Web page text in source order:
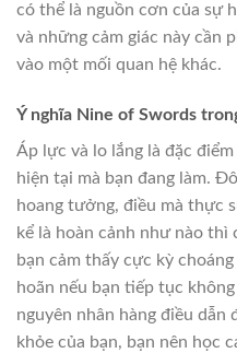
có thể là nguồn cơn của sự
và những cảm giác này cần
vào một mối quan hệ khác.
Ý nghĩa Nine of Swords
Áp lực và lo lắng là đặc
hiện tại mà bạn đang làm.
hoang tưởng, điều mà thực
kể là hoàn cảnh như nào thì
bạn cảm thấy cực kỳ
hoãn nếu bạn tiếp tục
nguyên nhân hàng điều dẫn
khỏe của bạn, bạn nên học